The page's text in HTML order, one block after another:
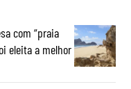
com “praia
eleita a melhor